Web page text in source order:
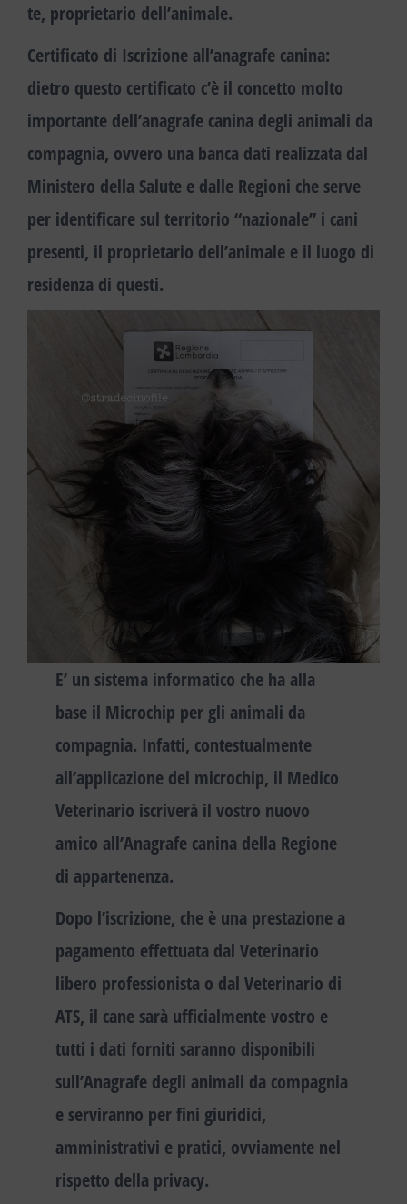
te, proprietario dell’animale.
Certificato di Iscrizione all’anagrafe canina:
dietro questo certificato c’è il concetto molto
importante dell’anagrafe canina degli animali da
compagnia, ovvero una banca dati realizzata dal
Ministero della Salute e dalle Regioni che serve
per identificare sul territorio “nazionale” i cani
presenti, il proprietario dell’animale e il luogo di
residenza di questi.
E’ un sistema informatico che ha alla
base il Microchip per gli animali da
compagnia. Infatti, contestualmente
all’applicazione del microchip, il Medico
Veterinario iscriverà il vostro nuovo
amico all’Anagrafe canina della Regione
di appartenenza.
Dopo l’iscrizione, che è una prestazione a
pagamento effettuata dal Veterinario
libero professionista o dal Veterinario di
ATS, il cane sarà ufficialmente vostro e
tutti i dati forniti saranno disponibili
sull’Anagrafe degli animali da compagnia
e serviranno per fini giuridici,
amministrativi e pratici, ovviamente nel
rispetto della privacy.